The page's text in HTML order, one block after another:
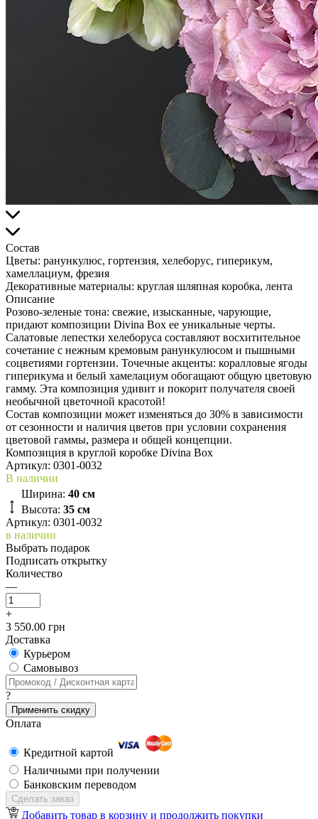
Состав
Цветы: ранункулюс, гортензия, хелеборус, гиперикум,
хамеллациум, фрезия
Декоративные материалы: круглая шляпная коробка, лента
Описание
Розово-зеленые тона: свежие, изысканные, чарующие,
придают композиции Divina Box ее уникальные черты.
Салатовые лепестки хелеборуса составляют восхитительное
сочетание с нежным кремовым ранункулюсом и пышными
соцветиями гортензии. Точечные акценты: коралловые ягоды
гиперикума и белый хамелациум обогащают общую цветовую
гамму. Эта композиция удивит и покорит получателя своей
необычной цветочной красотой!
Состав композиции может изменяться до 30% в зависимости
от сезонности и наличия цветов при условии сохранения
цветовой гаммы, размера и общей концепции.
Композиция в круглой коробке Divina Box
Артикул: 0301-0032
В наличии
Ширина: 40 см
Высота: 35 см
Артикул: 0301-0032
в наличии
Выбрать подарок
Подписать открытку
Количество
—
+
3 550.00 грн
Доставка
Курьером
Cамовывоз
?
Применить скидку
Оплата
Кредитной картой
Наличными при получении
Банковским переводом
Сделать заказ
Добавить товар в корзину и продолжить покупки